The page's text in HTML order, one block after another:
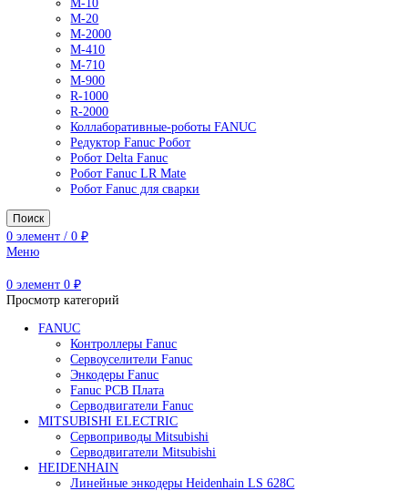
Роботы Epson
Роботы FANUC
M-10
M-20
M-2000
M-410
R-1000
Редуктор Fanuc Робот
Робот Delta Fanuc
Робот Fanuc LR Mate
Робот Fanuc для сварки
элемент / 0₽
Меню
элемент 0₽
Просмотр категорий